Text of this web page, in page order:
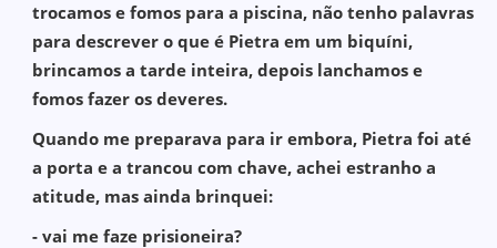
trocamos e fomos para a piscina, não tenho palavras
para descrever o que é Pietra em um biquíni,
brincamos a tarde inteira, depois lanchamos e
fomos fazer os deveres.
Quando me preparava para ir embora, Pietra foi até
a porta e a trancou com chave, achei estranho a
atitude, mas ainda brinquei:
- vai me faze prisioneira?